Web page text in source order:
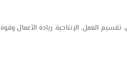
تقسيم العمل، الإنتاجية، ريادة الأعمال